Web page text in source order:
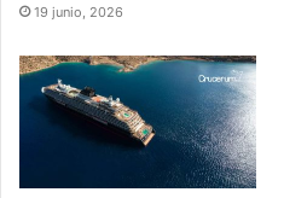
19 junio, 2026